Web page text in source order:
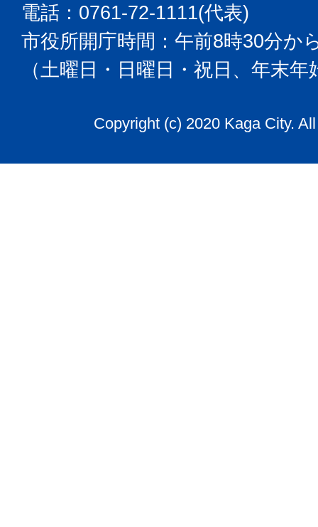
電話：0761-72-1111(代表)
市役所開庁時間：午前8時30分か
（土曜日・日曜日・祝日、年末
Copyright (c) 2020 Kaga City.